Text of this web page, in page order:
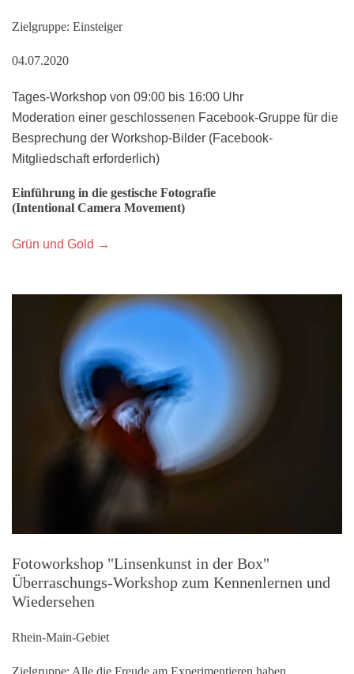
Zielgruppe: Einsteiger
04.07.2020
Tages-Workshop von 09:00 bis 16:00 Uhr
Moderation einer geschlossenen Facebook-Gruppe für die
Besprechung der Workshop-Bilder (Facebook-
Mitgliedschaft erforderlich)
Einführung in die gestische Fotografie
(Intentional Camera Movement)
Grün und Gold →
Fotoworkshop "Linsenkunst in der Box"
Überraschungs-Workshop zum Kennenlernen und
Wiedersehen
Rhein-Main-Gebiet